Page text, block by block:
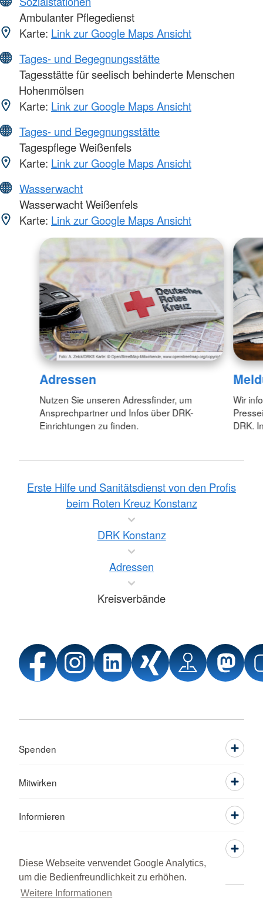
Diese Webseite verwendet Google Analytics,
um die Bedienfreundlichkeit zu erhöhen.
Weitere Informationen
Ambulanter Pflegedienst
Karte: Link zur Google Maps Ansicht
Tages- und Begegnungsstätte
Tagesstätte für seelisch behinderte Menschen
Hohenmölsen
Karte: Link zur Google Maps Ansicht
Tages- und Begegnungsstätte
Tagespflege Weißenfels
Karte: Link zur Google Maps Ansicht
Wasserwacht
Wasserwacht Weißenfels
Karte: Link zur Google Maps Ansicht
Adressen
Nutzen Sie unseren Adressfinder, um
Ansprechpartner und Infos über DRK-
Einrichtungen zu finden.
Wir
DRK.
Erste Hilfe und Sanitätsdienst von den Profis
beim Roten Kreuz Konstanz
DRK Konstanz
Adressen
Kreisverbände
Spenden
Mitwirken
Informieren